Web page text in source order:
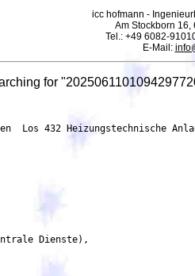
icc hofmann -
Am Stockborn 16,
Tel.: +49 6082-
E-Mail:
for
wegen
	    der Bereitstellung oder Sammlung finanzieller Mittel in Kenntnis dessen, dass diese
	    finanziellen Mittel ganz oder teilweise dazu verwendet werden oder verwendet werden sollen,
            eine Tat nach § 89a Absatz 2 Nummer 2 StGB zu begehen, gemäß § 6e Abs. 1 Nr. 3 EU VOB
            /A i. V. m. § 261 StGB (Geldwäsche; Verschleierung unrechtmäßig erlangter Vermögenswerte)
            Betrug: gemäß § 6e Abs. 1 Nr. 4 EU VOB/A i. V. m. § 263 StGB (Betrug), soweit sich die
            Straftat gegen den Haushalt der Europäischen Union oder gegen Haushalte richtet, die von
            der Europäischen Union oder in ihrem Auftrag verwaltet werden, gemäß § 6e Abs. 1 Nr. 5 EU
            VOB/A i. V. m. § 264 StGB (Subventionsbetrug), soweit sich die Straftat gegen den Haushalt
            der Europäischen Union oder gegen Haushalte richtet, die von der Europäischen Union oder
	    in ihrem Auftrag verwaltet werden
            Korruption: gemäß § 6e Abs. 1 Nr. 6 EU VOB/A i. V. m. § 299 StGB (Bestechlichkeit und
            Bestechung im geschäftlichen Verkehr), §§ 299a und 299b StGB (Bestechlichkeit und
            Bestechung im Gesundheitswesen) gemäß § 6e Abs. 1 Nr. 7 EU VOB/A i. V. m. § 108e StGB
            (Bestechlichkeit und Bestechung